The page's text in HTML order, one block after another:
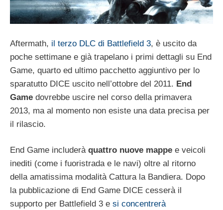
Aftermath, il terzo DLC di Battlefield 3, è uscito da
poche settimane e già trapelano i primi dettagli su End
Game, quarto ed ultimo pacchetto aggiuntivo per lo
sparatutto DICE uscito nell’ottobre del 2011. End
Game dovrebbe uscire nel corso della primavera
2013, ma al momento non esiste una data precisa per
il rilascio.
End Game includerà quattro nuove mappe e veicoli
inediti (come i fuoristrada e le navi) oltre al ritorno
della amatissima modalità Cattura la Bandiera. Dopo
la pubblicazione di End Game DICE cesserà il
supporto per Battlefield 3 e si concentrerà